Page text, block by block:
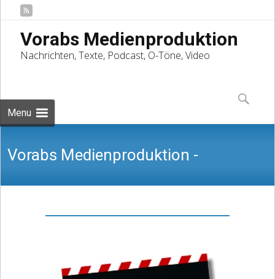
Vorabs Medienproduktion
Nachrichten, Texte, Podcast, O-Töne, Video
Menu
to
content
Suchen
nach:
Vorabs Medienproduktion -
Nachrichten, Texte, Podcast, O-Töne,